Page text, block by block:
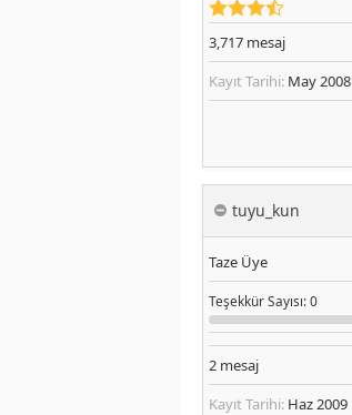
3,717 mesaj
Kayıt Tarihi: May 2008
tuyu_kun
Taze Üye
TeşekkürSayısı: 0
2 mesaj
Kayıt Tarihi: Haz 2009